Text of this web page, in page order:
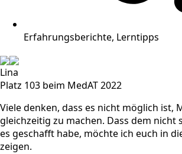
Erfahrungsberichte, Lerntipps
Lina
Platz 103 beim MedAT 2022
Viele denken, dass es nicht möglich ist,
gleichzeitig zu machen. Dass dem nicht
es geschafft habe, möchte ich euch in
zeigen.